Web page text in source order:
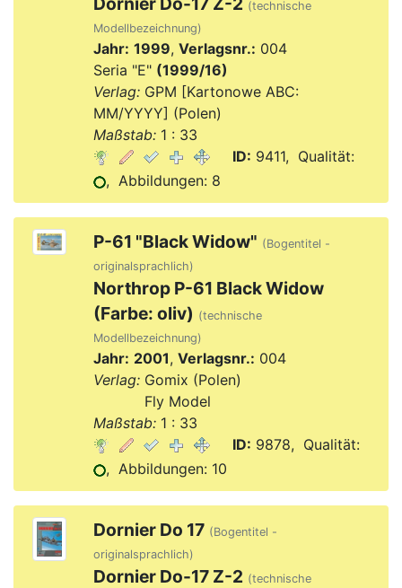
(technische
Modellbezeichnung)
Jahr: 1999, Verlagsnr.: 004
Seria "E" (1999/16)
Verlag:GPM [Kartonowe ABC:
MM/YYYY] (Polen)
Maßstab:1 : 33
ID: 9411, Qualität:
, Abbildungen: 8
P-61 "Black Widow" (Bogentitel -
originalsprachlich)
Northrop P-61 Black Widow
(Farbe: oliv) (technische
Modellbezeichnung)
Jahr: 2001, Verlagsnr.: 004
Verlag:Gomix (Polen)
Fly Model
Maßstab:1 : 33
ID: 9878, Qualität:
, Abbildungen: 10
Dornier Do 17 (Bogentitel -
originalsprachlich)
Dornier Do-17 Z-2 (technische